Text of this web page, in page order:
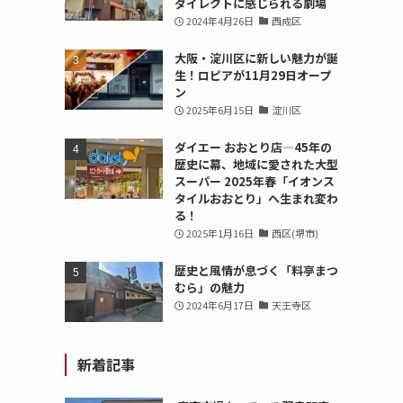
2024年4月26日 西成区
大阪・淀川区に新しい魅力が誕
生！ロピアが11月29日オープ
ン
2025年6月15日 淀川区
ダイエー おおとり店—45年の
歴史に幕、地域に愛された大型
スーパー 2025年春「イオンス
タイルおおとり」へ生まれ変わ
る！
2025年1月16日 西区(堺市)
歴史と風情が息づく「料亭まつ
むら」の魅力
2024年6月17日 天王寺区
新着記事